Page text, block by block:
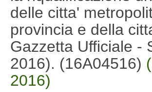
delle citta'
provincia e della
Gazzetta Ufficiale -
2016). (16A04516)
2016)